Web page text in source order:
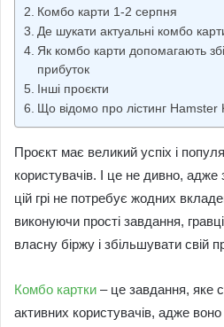
Комбо карти 1-2 серпня
Де шукати актуальні комбо
Як комбо карти допомагають
прибуток
Інші проєкти
Що відомо про лістинг Hamster
Проєкт має великий успіх і
користувачів. І це не дивно, адже
цій грі не потребує жодних
виконуючи прості завдання,
власну біржу і збільшувати свій
Комбо картки – це завдання, яке
активних користувачів, адже